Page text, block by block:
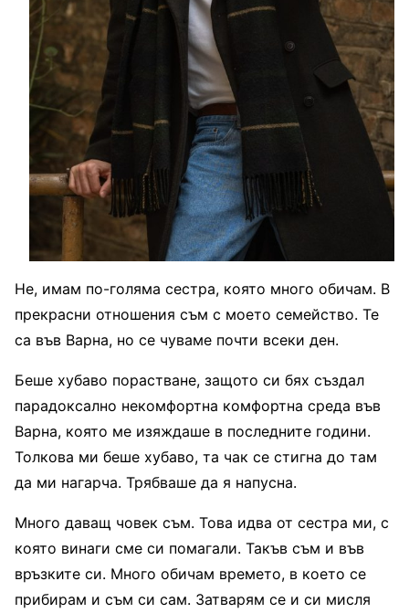
Не, имам по-голяма сестра, която много обичам. В
прекрасни отношения съм с моето семейство. Те
са във Варна, но се чуваме почти всеки ден.
Беше хубаво порастване, защото си бях създал
парадоксално некомфортна комфортна среда във
Варна, която ме изяждаше в последните години.
Толкова ми беше хубаво, та чак се стигна до там
да ми нагарча. Трябваше да я напусна.
Много даващ човек съм. Това идва от сестра ми, с
която винаги сме си помагали. Такъв съм и във
връзките си. Много обичам времето, в което се
прибирам и съм си сам. Затварям се и си мисля